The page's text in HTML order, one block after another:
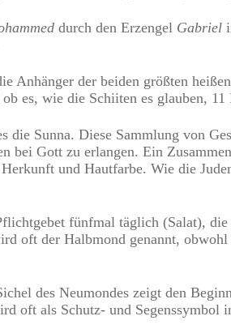
durch den Erzengel Gabriel
Anhänger der beiden größten
es, wie die Schiiten es glauben,
Sunna. Diese Sammlung von
Gott zu erlangen. Ein
und Hautfarbe. Wie die
fünfmal täglich (Salat),
oft der Halbmond genannt,
des Neumondes zeigt den
oft als Schutz- und Segenssymbol